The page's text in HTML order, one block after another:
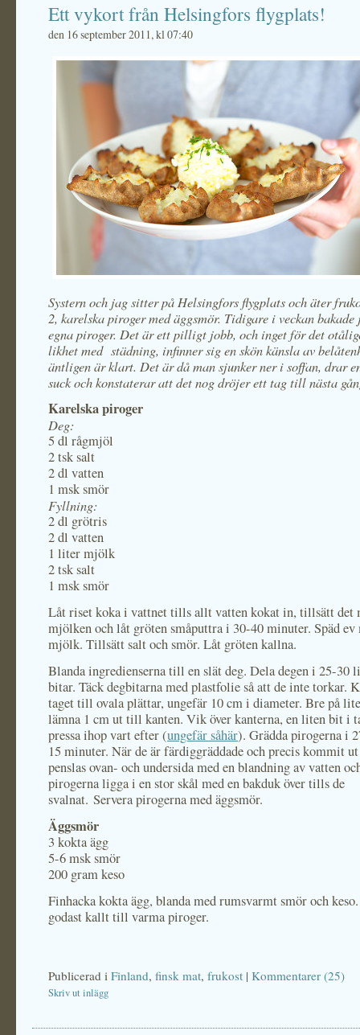
Ett vykort från Helsingfors flygplats!
den 16 september 2011, kl 07:40
Systern och jag sitter på Helsingfors flygplats och äter
2, karelska piroger med äggsmör. Tidigare i veckan
egna piroger. Det är ett pilligt jobb, och inget för det
likhet med städning, infinner sig en skön känsla av
äntligen är klart. Det är då man sjunker ner i soffan, drar
suck och konstaterar att det nog dröjer ett tag till nästa
Karelska piroger
Deg:
5 dl rågmjöl
2 tsk salt
2 dl vatten
1 msk smör
Fyllning:
2 dl grötris
2 dl vatten
1 liter mjölk
2 tsk salt
1 msk smör
Låt riset koka i vattnet tills allt vatten kokat in, tillsätt det
mjölken och låt gröten småputtra i 30-40 minuter. Späd ev
mjölk. Tillsätt salt och smör. Låt gröten kallna.
Blanda ingredienserna till en slät deg. Dela degen i 25-30
bitar. Täck degbitarna med plastfolie så att de inte torkar.
taget till ovala plättar, ungefär 10 cm i diameter. Bre på
lämna 1 cm ut till kanten. Vik över kanterna, en liten bit i
pressa ihop vart efter (ungefär såhär). Grädda pirogerna i
15 minuter. När de är färdiggräddade och precis kommit
penslas ovan- och undersida med en blandning av vatten
pirogerna ligga i en stor skål med en bakduk över tills de
svalnat. Servera pirogerna med äggsmör.
Äggsmör
3 kokta ägg
5-6 msk smör
200 gram keso
Finhacka kokta ägg, blanda med rumsvarmt smör och
godast kallt till varma piroger.
Publicerad i Finland, finsk mat, frukost | Kommentarer (25)
Skriv ut inlägg